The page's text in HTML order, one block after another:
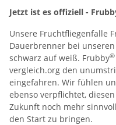
Jetzt ist es offiziell -
Unsere Fruchtfliegenfalle
Dauerbrenner bei
schwarz auf weiß. Frubby®
vergleich.org den
eingefahren. Wir fühlen
ebenso verpflichtet,
Zukunft noch mehr
den Start zu bringen.